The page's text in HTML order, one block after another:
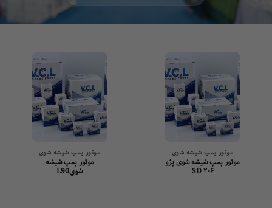
موتور پمپ شیشه شوی
پمپ شیشه شوی پژو
موتور پمپ شیشه شوی
موتور پمپ شيشه